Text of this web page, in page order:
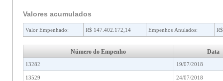
Valores acumulados
Valor Empenhado: R$ 147.402.172,14 Empenhos Anulados:
Número do Empenho Data
13282 19/07/2018
13529 24/07/2018